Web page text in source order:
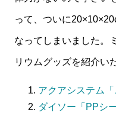
って、ついに
なってしまいました。
リウムグッズを紹介い
アクアシステム「
ダイソー「PPシ